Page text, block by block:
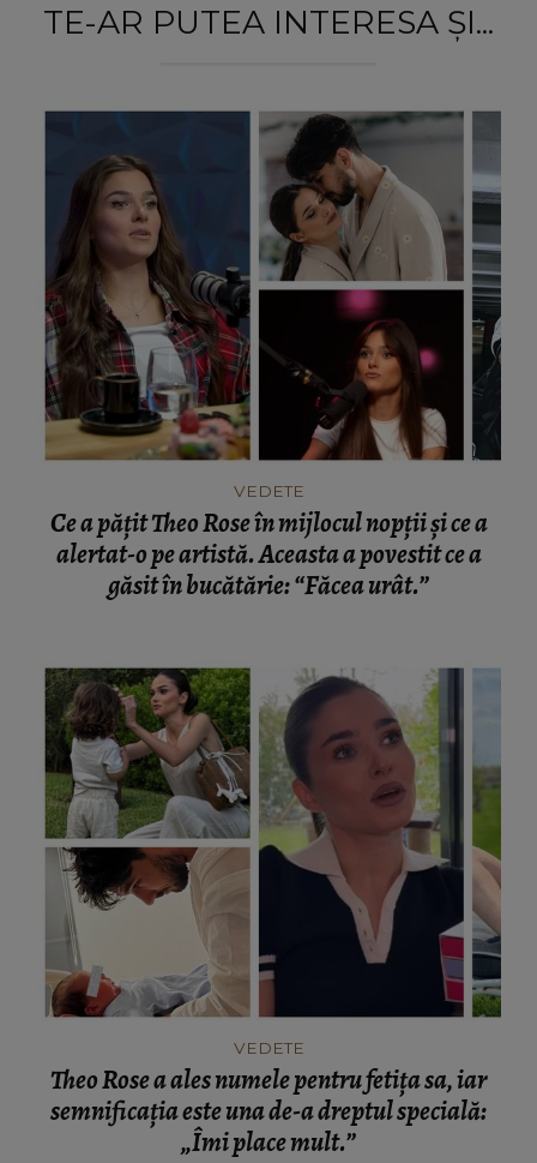
TE-AR PUTEA INTERESA ȘI...
VEDETE
Ce a pățit Theo Rose în mijlocul nopții și ce a
alertat-o pe artistă. Aceasta a povestit ce a
găsit în bucătărie: “Făcea urât.”
VEDETE
Theo Rose a ales numele pentru fetița sa, iar
semnificația este una de-a dreptul specială:
„Îmi place mult.”